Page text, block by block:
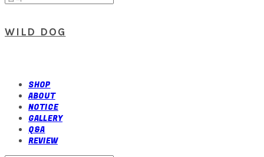
WILD DOG
SHOP
ABOUT
NOTICE
GALLERY
Q&A
REVIEW